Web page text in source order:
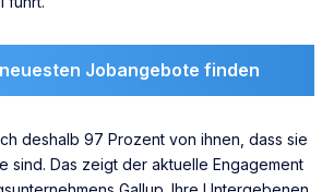
Jobangebote finden
deshalb 97 Prozent von ihnen, dass sie
sind. Das zeigt der aktuelle Engagement